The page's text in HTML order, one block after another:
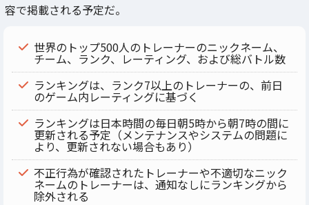
容で掲載される予定だ。
世界のトップ500人のトレーナーのニックネーム、
チーム、ランク、レーティング、および総バトル数
ランキングは、ランク7以上のトレーナーの、前日
のゲーム内レーティングに基づく
ランキングは日本時間の毎日朝5時から朝7時の間に
更新される予定（メンテナンスやシステムの問題に
より、更新されない場合もあり）
不正行為が確認されたトレーナーや不適切なニック
ネームのトレーナーは、通知なしにランキングから
除外される